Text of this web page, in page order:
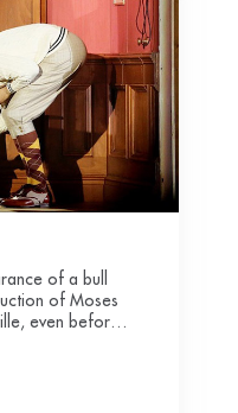
of a bull
of Moses
even before